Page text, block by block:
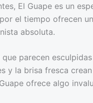
El Guape es un
el tiempo ofrecen
absoluta.
parecen
y la brisa fresca crean
ofrece algo